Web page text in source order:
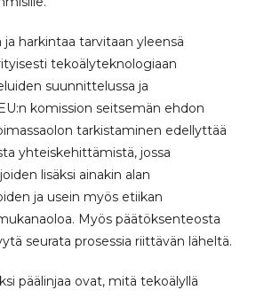
harkintaa tarvitaan yleensä
tekoälyteknologiaan
suunnittelussa ja
komission seitsemän ehdon
tarkistaminen edellyttää
yhteiskehittämistä, jossa
lisäksi ainakin alan
ja usein myös etiikan
Myös päätöksenteosta
seurata prosessia riittävän läheltä.
päälinjaa ovat, mitä tekoälyllä